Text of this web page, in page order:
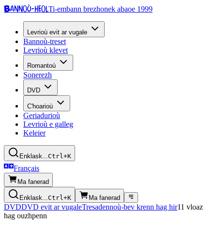
Bannoù-heolTi-embann brezhonek abaoe 1999
Levrioù evit ar vugale
Bannoù-treset
Levrioù klevet
Romantoù
Sonerezh
DVD
C'hoarioù
Geriadurioù
Levrioù e galleg
Keleier
Enklask...Ctrl+K
Français
Ma fanerad
Enklask...Ctrl+K Ma fanerad
DVDDVD evit ar vugaleTresadennoù-bev krenn hag hir11 vloaz
hag ouzhpenn